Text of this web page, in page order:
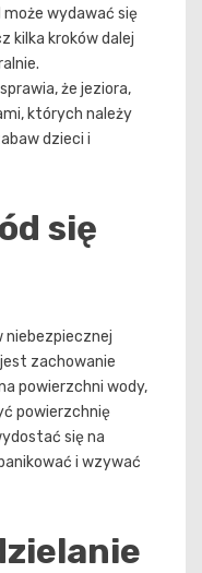
może wydawać się
kilka kroków dalej
że jeziora,
których należy
dzieci i
się
niebezpiecznej
zachowanie
powierzchni wody,
powierzchnię
się na
i wzywać